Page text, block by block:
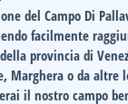
del Campo Di
facilmente
provincia di
Marghera o da altre
il nostro campo